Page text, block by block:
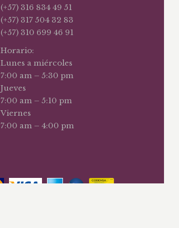
(+57) 316 834 49 51
(+57) 317 504 32 83
(+57) 310 699 46 91
Horario:
Lunes a miércoles
7:00 am – 5:30 pm
Jueves
7:00 am – 5:10 pm
Viernes
7:00 am – 4:00 pm